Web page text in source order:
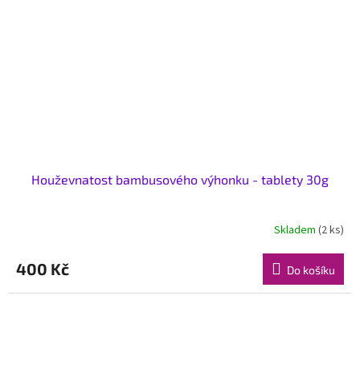
Houževnatost bambusového výhonku - tablety 30g
Skladem (2 ks)
400 Kč Do košíku